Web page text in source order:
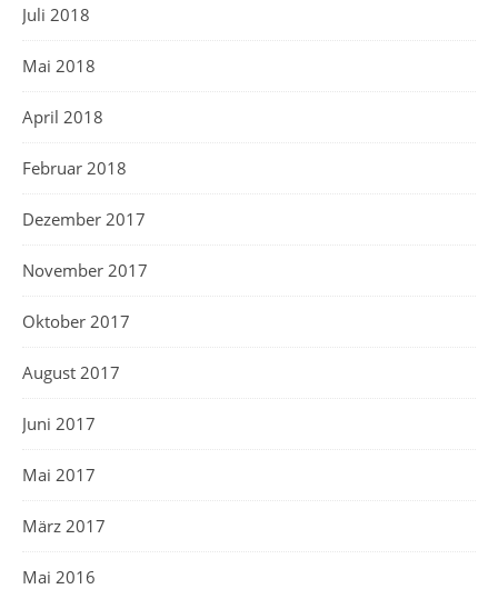
Juli 2018
Mai 2018
April 2018
Februar 2018
Dezember 2017
November 2017
Oktober 2017
August 2017
Juni 2017
Mai 2017
März 2017
Mai 2016